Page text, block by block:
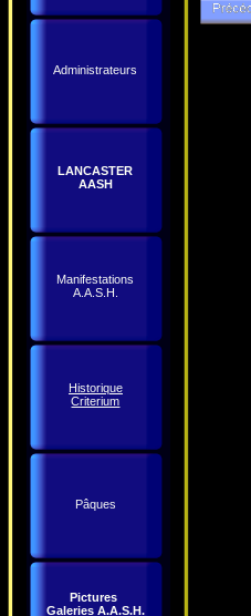
Administrateurs
LANCASTER
AASH
Manifestations
A.A.S.H.
Historique
Criterium
Pâques
Pictures
Galeries A.A.S.H.